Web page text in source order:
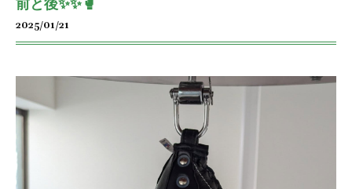
前と後✨️✨️🥊
2025/01/21